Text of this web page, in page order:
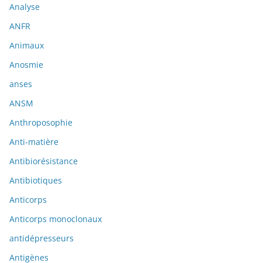
Analyse
ANFR
Animaux
Anosmie
anses
ANSM
Anthroposophie
Anti-matière
Antibiorésistance
Antibiotiques
Anticorps
Anticorps monoclonaux
antidépresseurs
Antigènes